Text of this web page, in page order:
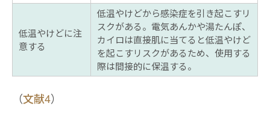
低温やけどに注
意する
低温やけどから感染症を引き起こすリ
スクがある。電気あんかや湯たんぽ、
カイロは直接肌に当てると低温やけど
を起こすリスクがあるため、使用する
際は間接的に保温する。
（文献4）